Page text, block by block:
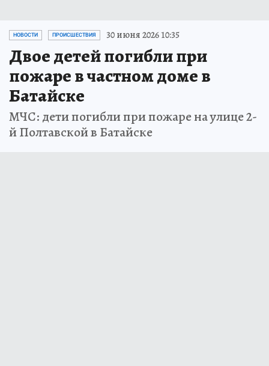
НОВОСТИ ПРОИСШЕСТВИЯ 30 июня 2026 10:35
Двое детей погибли при
пожаре в частном доме в
Батайске
МЧС: дети погибли при пожаре на улице 2-
й Полтавской в Батайске